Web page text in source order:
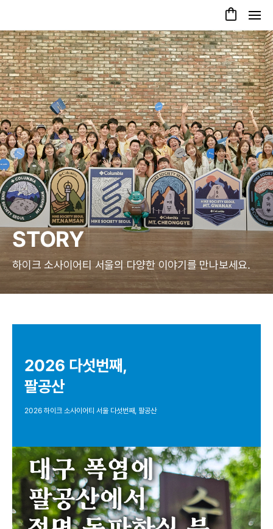
STORY
하이크 소사이어티 서울의 다양한 이야기를 만나보세요.
2026 다섯번째,
팔공산
2026 하이크 소사이어티 서울 다섯번째, 팔공산